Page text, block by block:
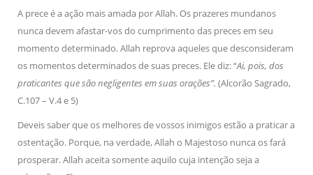
A prece é a ação mais amada por Allah. Os prazeres mundanos
nunca devem afastar-vos do cumprimento das preces em seu
momento determinado. Allah reprova aqueles que desconsideram
os momentos determinados de suas preces. Ele diz: “Ai, pois, dos
praticantes que são negligentes em suas orações”. (Alcorão Sagrado,
C.107 – V.4 e 5)
Deveis saber que os melhores de vossos inimigos estão a praticar a
ostentação. Porque, na verdade, Allah o Majestoso nunca os fará
prosperar. Allah aceita somente aquilo cuja intenção seja a